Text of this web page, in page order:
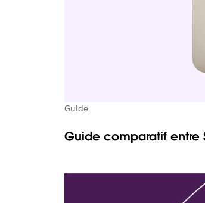
Guide
Guide comparatif entre